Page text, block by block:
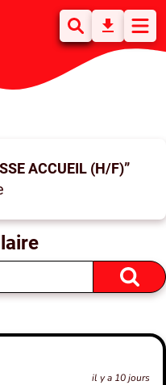
ACCUEIL (H/F)”
il y a 10 jours